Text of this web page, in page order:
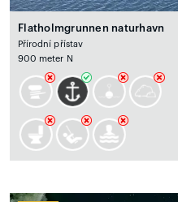
Flatholmgrunnen naturhavn
Přírodní přístav
900 meter N